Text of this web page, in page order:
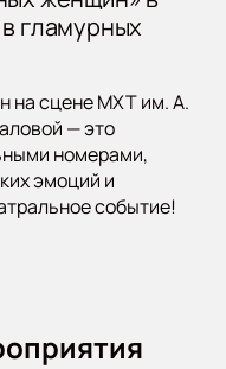
гламурных
на сцене МХТ им. А.
— это
номерами,
эмоций и
событие!